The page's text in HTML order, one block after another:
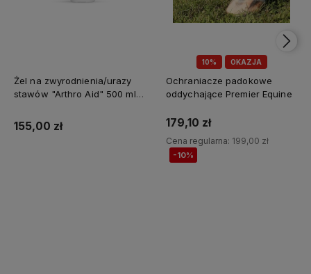
Żel na zwyrodnienia/urazy
stawów "Arthro Aid" 500 ml
155,00 zł
10% OKAZJA
Ochraniacze padokowe
oddychające Premier Equine
179,10 zł
Cena regularna: 199,00 zł
-10%